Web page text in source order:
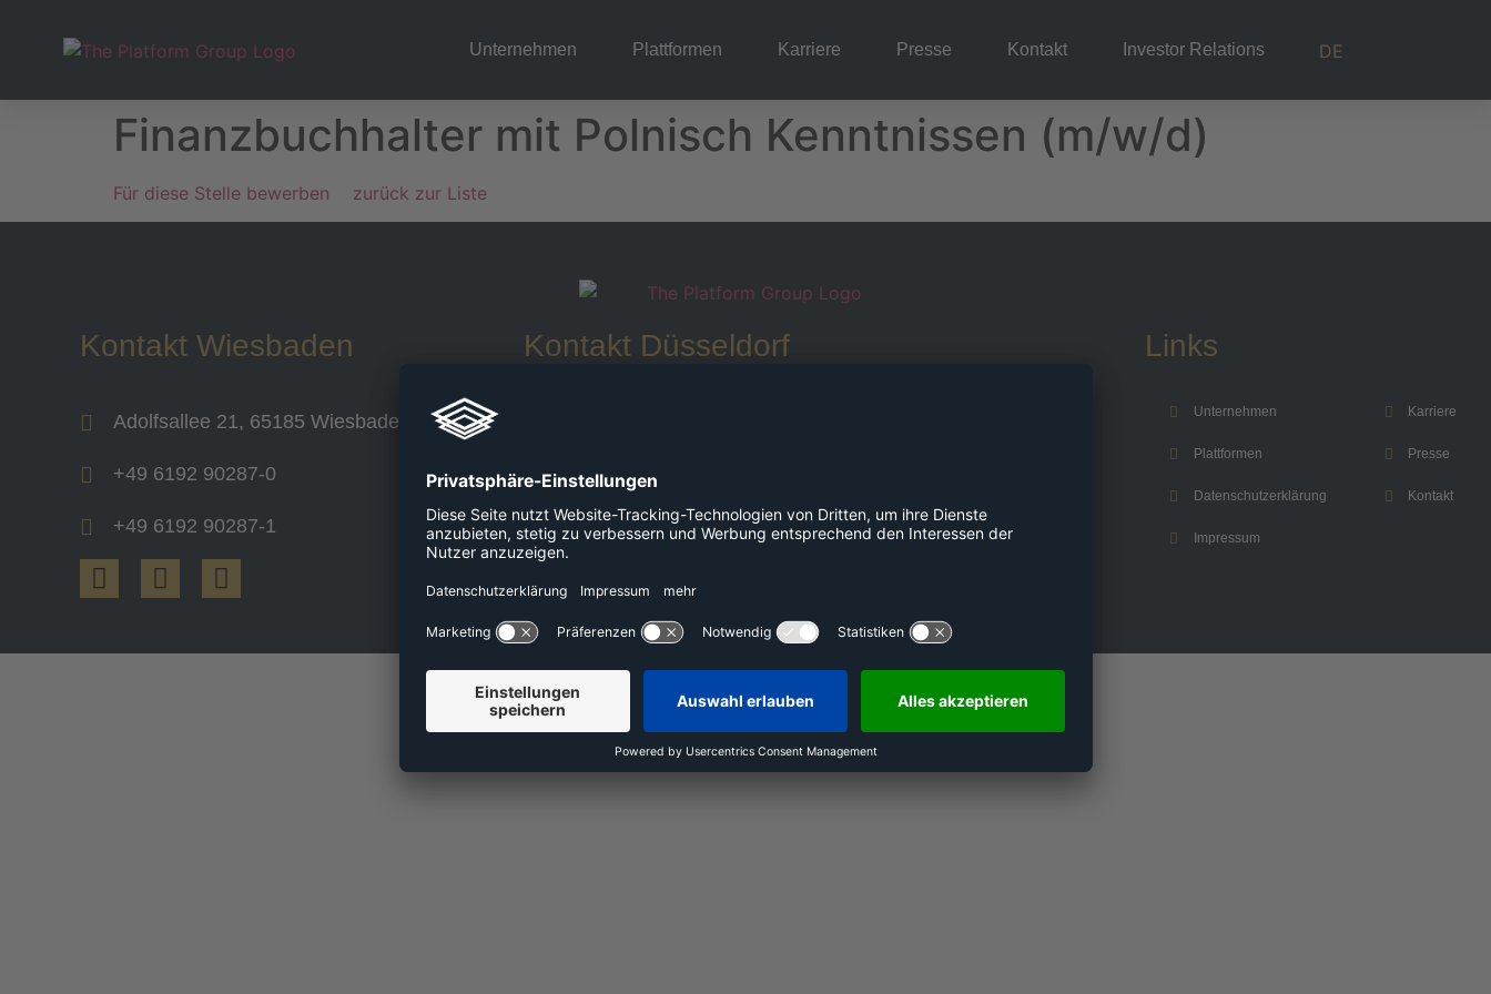
Unternehmen Plattformen Karriere Presse Kontakt Investor Relations DE
Finanzbuchhalter mit Polnisch Kenntnissen (m/w/d)
Für diese Stelle bewerben zurück zur Liste
Kontakt Wiesbaden
Adolfsallee 21, 65185 Wiesbaden
+49 6192 90287-0
+49 6192 90287-1
Kontakt Düsseldorf
+49 800 240 44 30
Links
Unternehmen
Plattformen
Datenschutzerklärung
Impressum
Karriere
Presse
Kontakt